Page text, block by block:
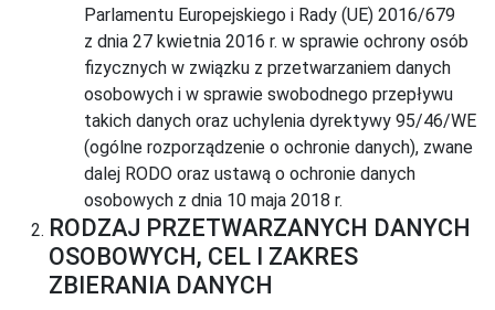
Parlamentu Europejskiego i Rady (UE) 2016/679
z dnia 27 kwietnia 2016 r. w sprawie ochrony osób
fizycznych w związku z przetwarzaniem danych
osobowych i w sprawie swobodnego przepływu
takich danych oraz uchylenia dyrektywy 95/46/WE
(ogólne rozporządzenie o ochronie danych), zwane
dalej RODO oraz ustawą o ochronie danych
osobowych z dnia 10 maja 2018 r.
RODZAJ PRZETWARZANYCH DANYCH
OSOBOWYCH, CEL I ZAKRES
ZBIERANIA DANYCH